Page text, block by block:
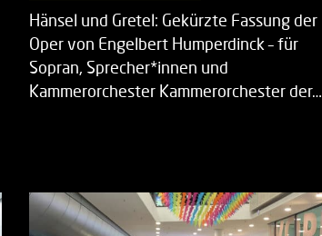
Hänsel und Gretel: Gekürzte Fassung der
Oper von Engelbert Humperdinck – für
Sopran, Sprecher*innen und
Kammerorchester Kammerorchester der…